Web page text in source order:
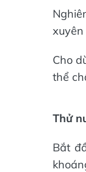
Cho
thể
Thử
Bắt